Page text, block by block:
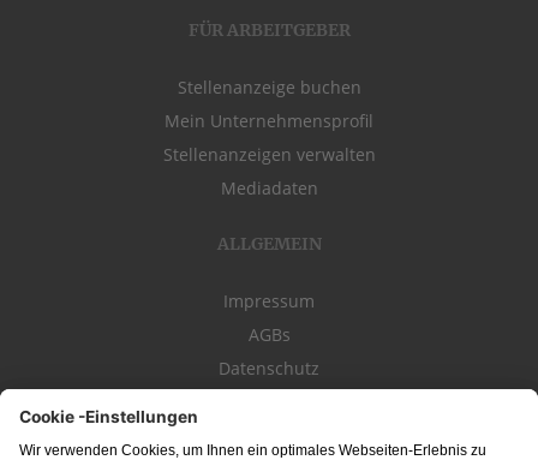
FÜR ARBEITGEBER
Stellenanzeige buchen
Mein Unternehmensprofil
Stellenanzeigen verwalten
Mediadaten
ALLGEMEIN
Impressum
AGBs
Datenschutz